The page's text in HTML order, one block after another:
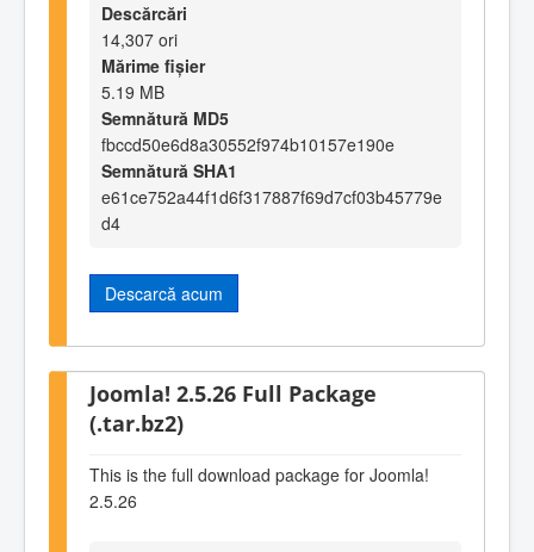
Descărcări
14,307 ori
Mărime fișier
5.19 MB
Semnătură MD5
fbccd50e6d8a30552f974b10157e190e
Semnătură SHA1
e61ce752a44f1d6f317887f69d7cf03b45779e
d4
Descarcă acum
Joomla! 2.5.26 Full Package
(.tar.bz2)
This is the full download package for Joomla!
2.5.26